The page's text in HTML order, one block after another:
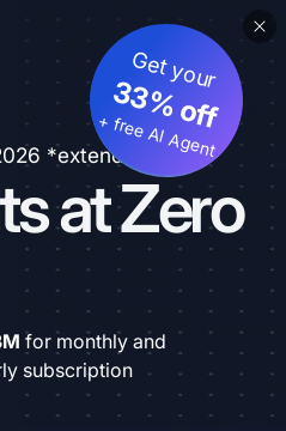
*extended
at Zero
Get your
33% off
+ free AI Agent
for monthly and
subscription